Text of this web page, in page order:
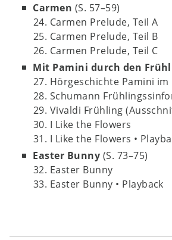
Carmen (S. 57–59)
24. Carmen Prelude, Teil A
25. Carmen Prelude, Teil B
26. Carmen Prelude, Teil C
Mit Pamini durch den
27. Hörgeschichte Pamini
28. Schumann
29. Vivaldi Frühling
30. I Like the Flowers
31. I Like the Flowers •
Easter Bunny (S. 73–75)
32. Easter Bunny
33. Easter Bunny • Playback